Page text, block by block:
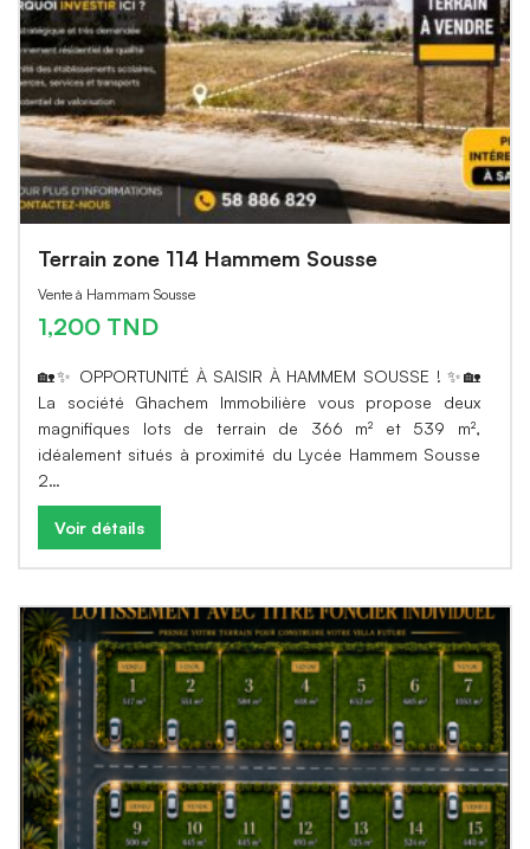
Terrain zone 114 Hammem Sousse
Vente à Hammam Sousse
1,200 TND
🏡✨ OPPORTUNITÉ À SAISIR À HAMMEM SOUSSE ! ✨🏡
La société Ghachem Immobilière vous propose deux
magnifiques lots de terrain de 366 m² et 539 m²,
idéalement situés à proximité du Lycée Hammem Sousse
2…
Voir détails